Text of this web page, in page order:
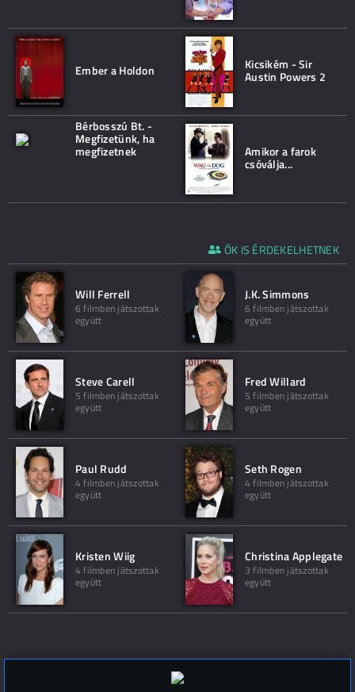
Ember a Holdon Kicsikém - Sir
Austin Powers 2
Bérbosszú Bt. -
Megfizetünk, ha
megfizetnek Amikor a farok
csóválja...
ŐK IS ÉRDEKELHETNEK
Will Ferrell
6 filmben játszottak
együtt
J.K. Simmons
6 filmben játszottak
együtt
Steve Carell
5 filmben játszottak
együtt
Fred Willard
5 filmben játszottak
együtt
Paul Rudd
4 filmben játszottak
együtt
Seth Rogen
4 filmben játszottak
együtt
Kristen Wiig
4 filmben játszottak
együtt
Christina Applegate
3 filmben játszottak
együtt
Hozzászólások (